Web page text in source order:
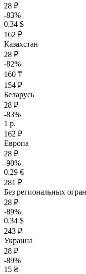
28 ₽
-83%
0.34 $
162 ₽
Казахстан
28 ₽
-82%
160 ₸
154 ₽
Беларусь
28 ₽
-83%
1 р.
162 ₽
Европа
28 ₽
-90%
0.29 €
281 ₽
Без региональных
28 ₽
-89%
0.34 $
243 ₽
Украина
28 ₽
-89%
15 ₴